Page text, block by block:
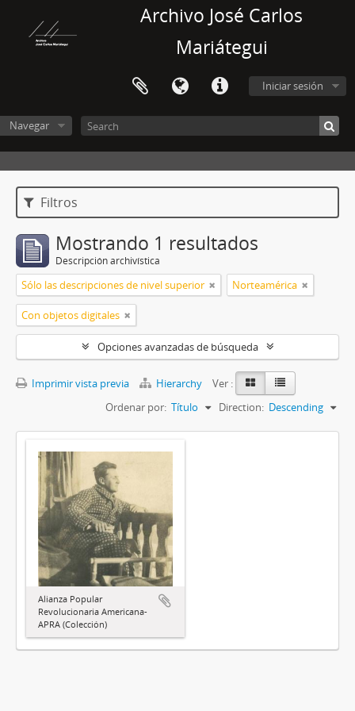
Archivo José Carlos
Mariátegui
Iniciar sesión
Navegar
Filtros
Mostrando 1 resultados
Descripción archivística
Sólo las descripciones de nivel superior Norteamérica
Con objetos digitales
Opciones avanzadas de búsqueda
Imprimir vista previa Hierarchy
Ver :
Ordenar por: Título Direction: Descending
Alianza Popular
Revolucionaria Americana-
APRA (Colección)